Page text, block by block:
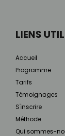
LIENS
Accueil
Programme
Tarifs
Témoignages
S'inscrire
Méthode
Qui sommes-